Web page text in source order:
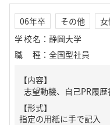
06年卒 その他
女
学校名 ： 静岡大学
職種 ： 全国型社員
【内容】
志望動機、自己PR履歴
【形式】
指定の用紙に手で記入